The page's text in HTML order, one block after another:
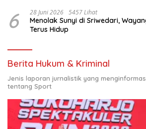
6 28 Juni 2026 5457 Lihat
Menolak Sunyi di Sriwedari,
Terus Hidup
Berita Hukum & Kriminal
Jenis laporan jurnalistik yang
tentang Sport